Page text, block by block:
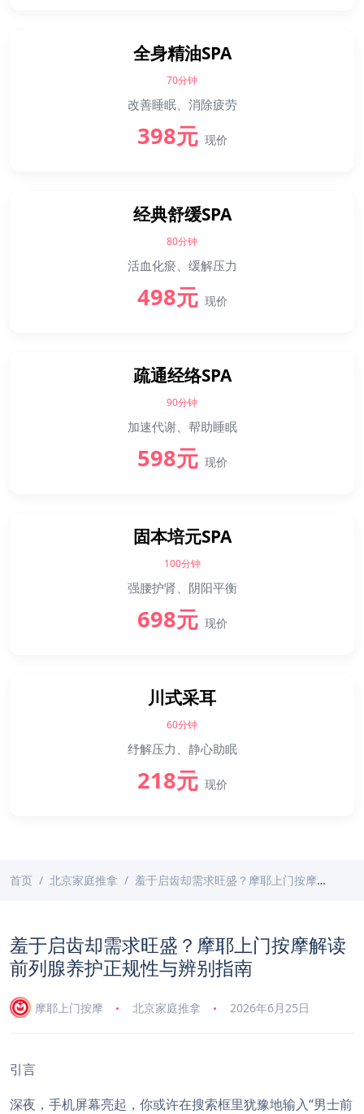
全身精油SPA
70分钟
改善睡眠、消除疲劳
398元 现价
经典舒缓SPA
80分钟
活血化瘀、缓解压力
498元 现价
疏通经络SPA
90分钟
加速代谢、帮助睡眠
598元 现价
固本培元SPA
100分钟
强腰护肾、阴阳平衡
698元 现价
川式采耳
60分钟
纾解压力、静心助眠
218元 现价
首页 北京家庭推拿 羞于启齿却需求旺盛？摩耶上门按摩解读前列腺养护正规性与辨别指南
羞于启齿却需求旺盛？摩耶上门按摩解读
前列腺养护正规性与辨别指南
摩耶上门按摩 北京家庭推拿 2026年6月25日
引言
深夜，手机屏幕亮起，你或许在搜索框里犹豫地输入“男士前